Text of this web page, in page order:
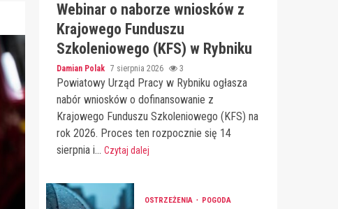
Webinar o naborze wniosków z
Krajowego Funduszu
Szkoleniowego (KFS) w Rybniku
Damian Polak 7 sierpnia 2026 3
Powiatowy Urząd Pracy w Rybniku ogłasza
nabór wniosków o dofinansowanie z
Krajowego Funduszu Szkoleniowego (KFS) na
rok 2026. Proces ten rozpocznie się 14
sierpnia i... Czytaj dalej
OSTRZEŻENIA POGODA